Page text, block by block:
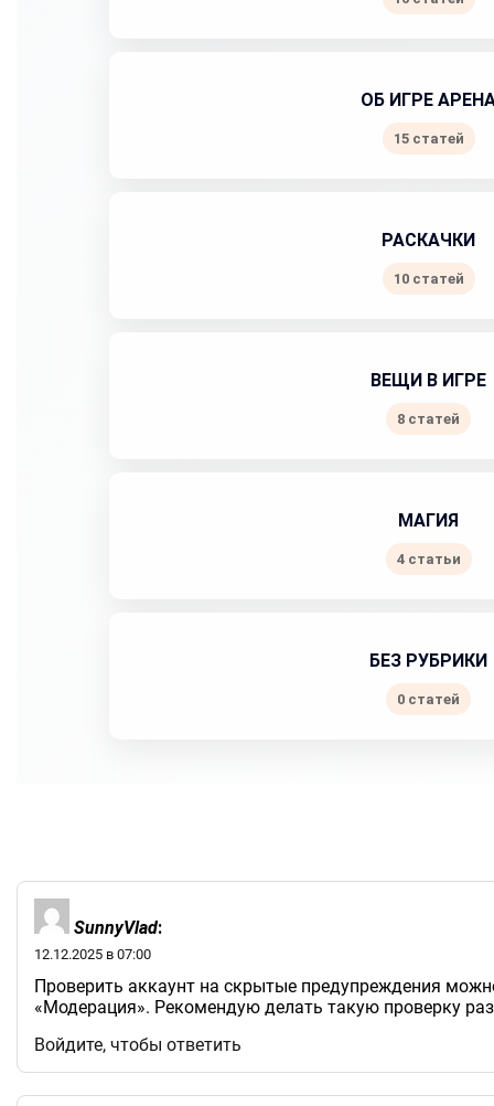
ОБ ИГРЕ
15 статей
РАСКАЧКИ
10 статей
ВЕЩИ В ИГРЕ
8 статей
МАГИЯ
4 статьи
БЕЗ РУБРИКИ
0 статей
SunnyVlad:
12.12.2025 в 07:00
Проверить аккаунт на скрытые предупреждения
«Модерация». Рекомендую делать такую проверку
Войдите, чтобы ответить